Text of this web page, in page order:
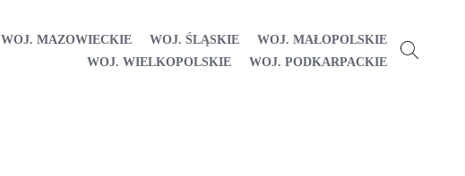
WOJ. MAZOWIECKIE WOJ. ŚLĄSKIE
WOJ. MAŁOPOLSKIE
WOJ. WIELKOPOLSKIE
WOJ. PODKARPACKIE